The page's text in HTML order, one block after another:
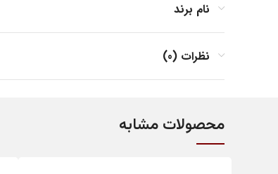
جنس بدنه
فرم صفحه
مناسب برای
نام برند
نظرات (0)
محصولات مشابه